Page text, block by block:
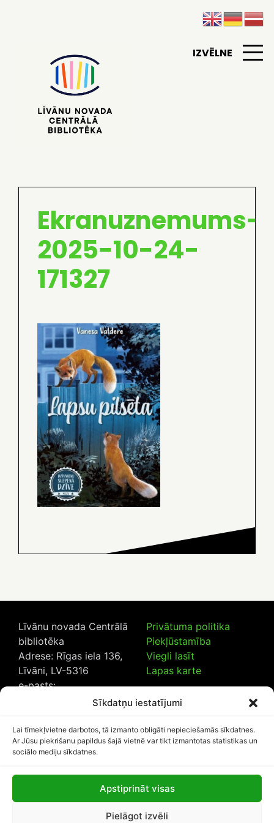
Sīkdatņu iestatījumi
Lai tīmekļvietne darbotos, tā izmanto obligāti nepieciešamās sīkdatnes.
Ar Jūsu piekrišanu papildus šajā vietnē var tikt izmantotas statistikas un
sociālo mediju sīkdatnes.
Apstiprināt visas
Pielāgot izvēli
IZVĒLNE
Ekranuznemums-
2025-10-24-
171327
Līvānu novada Centrālā
bibliotēka
Adrese: Rīgas iela 136,
Līvāni, LV-5316
e-pasts:
20230925
Privātuma politika
Piekļūstamība
Viegli lasīt
Lapas karte
Lapas apmeklētāju skaits: